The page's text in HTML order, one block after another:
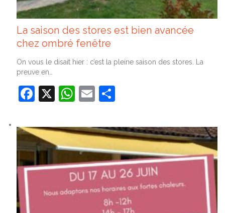
La saison des stores est bien avancée
chez ombré fenêtre
On vous le disait hier : c’est la pleine saison des stores. La
preuve en…
Facebook
X WhatsApp
Email